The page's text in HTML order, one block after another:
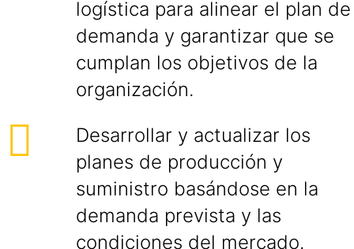
logística para alinear el plan de
demanda y garantizar que se
cumplan los objetivos de la
organización.
Desarrollar y actualizar los
planes de producción y
suministro basándose en la
demanda prevista y las
condiciones del mercado.